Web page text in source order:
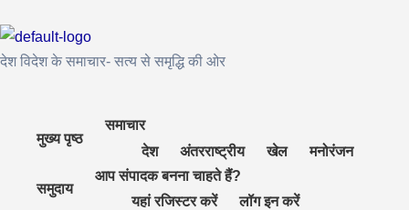
to
content
देश विदेश के समाचार- सत्य से समृद्धि की ओर
मुख्य पृष्ठ
समाचार
देश
अंतरराष्ट्रीय खेल मनोरंजन
समुदाय
आप संपादक बनना चाहते हैं?
यहां रजिस्टर करें
लॉग इन करें
navigation